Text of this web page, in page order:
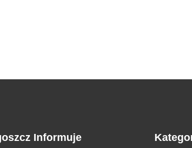
Informuje